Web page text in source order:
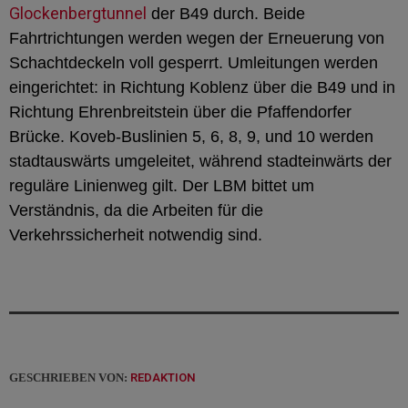
Glockenbergtunnel der B49 durch. Beide
Fahrtrichtungen werden wegen der Erneuerung von
Schachtdeckeln voll gesperrt. Umleitungen werden
eingerichtet: in Richtung Koblenz über die B49 und in
Richtung Ehrenbreitstein über die Pfaffendorfer
Brücke. Koveb-Buslinien 5, 6, 8, 9, und 10 werden
stadtauswärts umgeleitet, während stadteinwärts der
reguläre Linienweg gilt. Der LBM bittet um
Verständnis, da die Arbeiten für die
Verkehrssicherheit notwendig sind.
GESCHRIEBEN VON: REDAKTION